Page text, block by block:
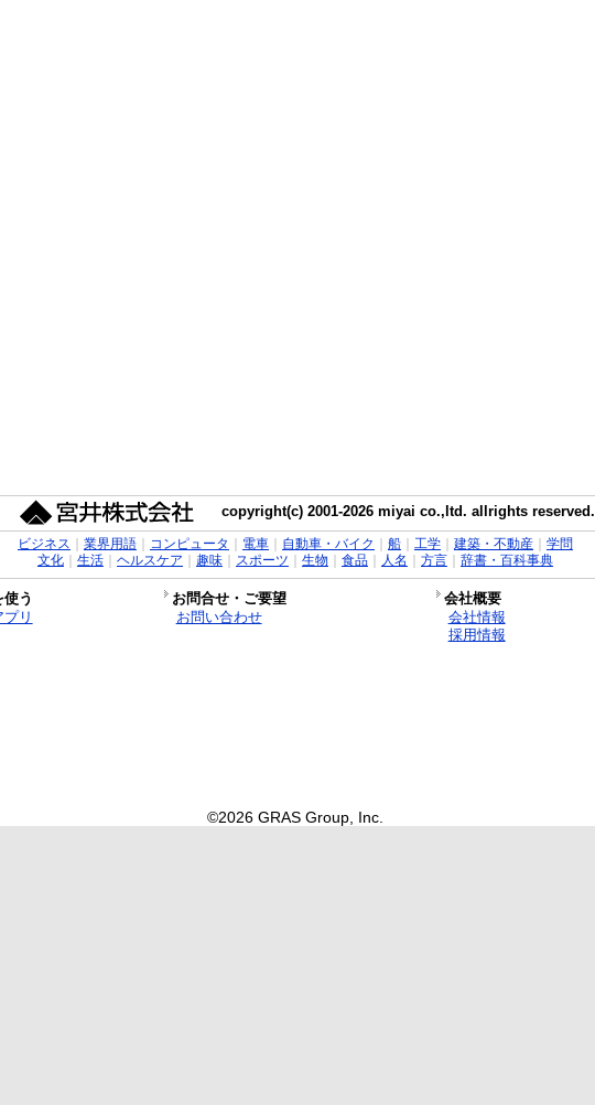
copyright(c) 2001-2026 miyai co.,ltd. allrights reserved.
ビジネス 業界用語｜ コンピュータ 電車｜ 自動車・バイク 船｜ 工学｜ 建築・不動産｜ 学問
文化｜ 生活｜ ヘルスケア 趣味｜ スポーツ 生物 食品｜ 人名 方言｜ 辞書・百科事典
う お問合せ・ご要望 会社概要
リ
お問い合わせ
会社情報
採用情報
©2026 GRAS Group, Inc.